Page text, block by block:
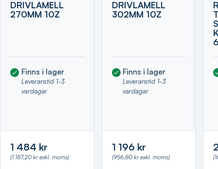
DRIVLAMELL
270MM 10Z
Finns i lager
Leveranstid 1-3
vardagar
1 484 kr
(1 187,20 kr exkl. moms)
DRIVLAMELL
302MM 10Z
Finns i lager
Leveranstid 1-3
vardagar
1 196 kr
(956,80 kr exkl. moms)